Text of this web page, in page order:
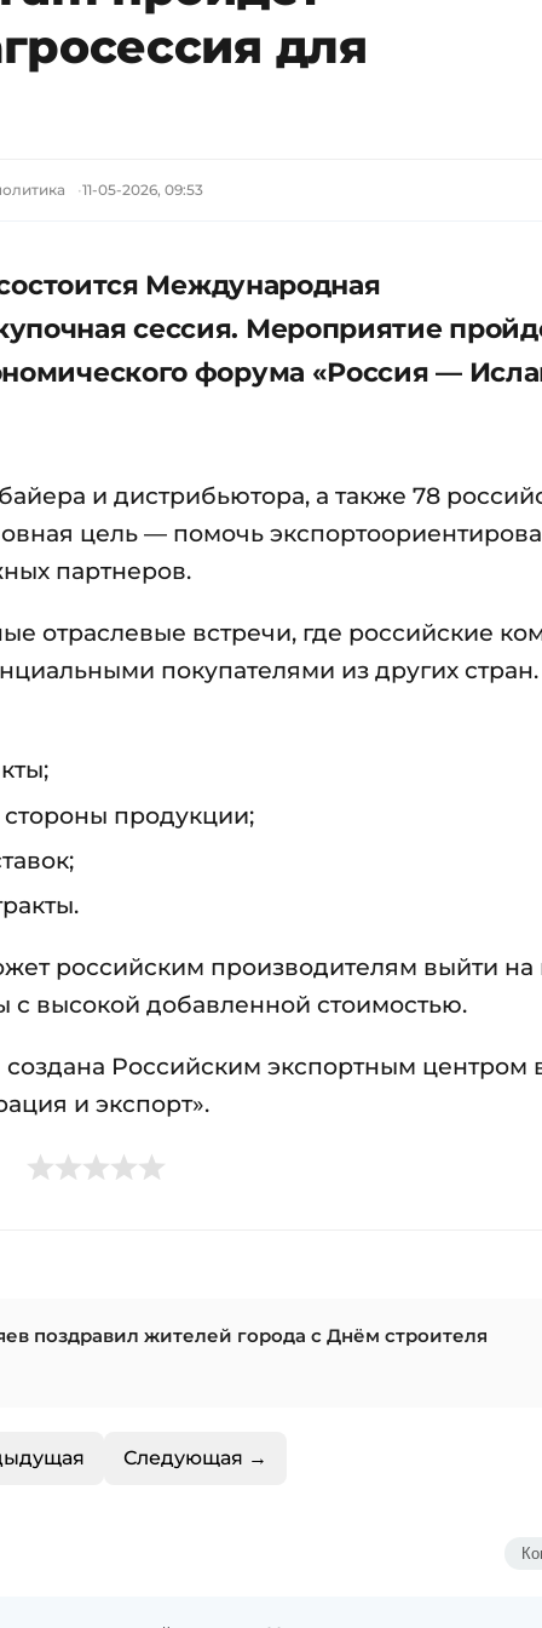
для
11-05-2026, 09:53
Международная
сессия. Мероприятие
форума «Россия —
и дистрибьютора, а также 78
цель — помочь
партнеров.
отраслевые встречи, где российские
покупателями из других
стороны продукции;
российским производителям выйти
высокой добавленной стоимостью.
Российским экспортным центром
и экспорт».
поздравил жителей города с Днём строителя
Следующая →